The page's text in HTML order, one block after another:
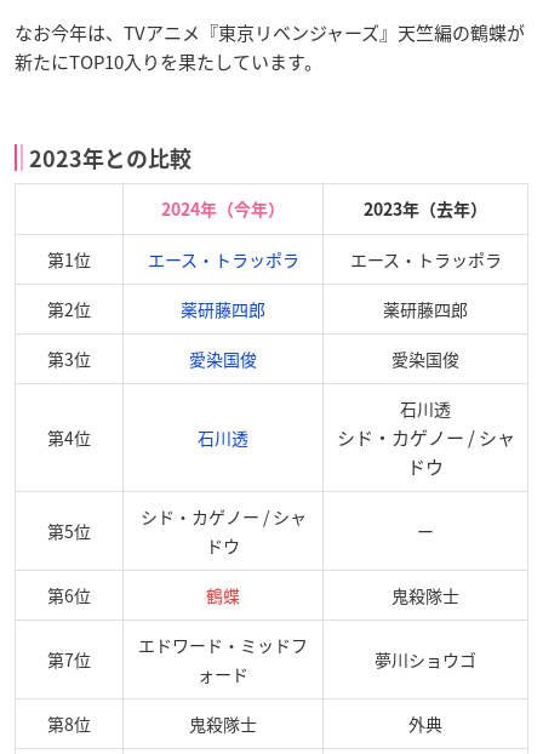
なお今年は、TVアニメ『東京リベンジャーズ』天竺編の鶴蝶が
新たにTOP10入りを果たしています。
2023年との比較
2024年（今年） 2023年（去年）
第1位 エース・トラッポラ エース・トラッポラ
第2位 薬研藤四郎 薬研藤四郎
第3位 愛染国俊 愛染国俊
第4位 石川透
石川透
シド・カゲノー / シャ
ドウ
第5位
シド・カゲノー / シャ
ドウ
ー
第6位 鶴蝶 鬼殺隊士
第7位
エドワード・ミッドフ
ォード
夢川ショウゴ
第8位 鬼殺隊士 外典